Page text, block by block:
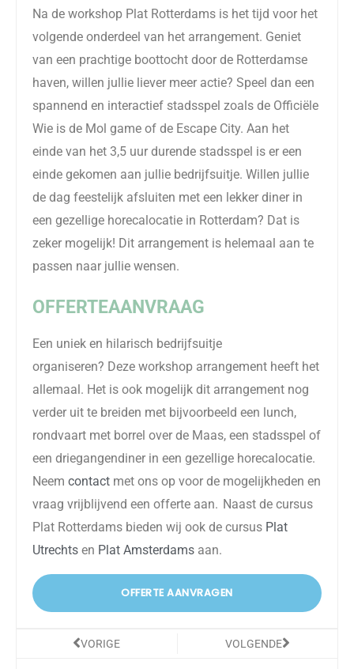
Na de workshop Plat Rotterdams is het tijd voor het
volgende onderdeel van het arrangement. Geniet
van een prachtige boottocht door de Rotterdamse
haven, willen jullie liever meer actie? Speel dan een
spannend en interactief stadsspel zoals de Officiële
Wie is de Mol game of de Escape City. Aan het
einde van het 3,5 uur durende stadsspel is er een
einde gekomen aan jullie bedrijfsuitje. Willen jullie
de dag feestelijk afsluiten met een lekker diner in
een gezellige horecalocatie in Rotterdam? Dat is
zeker mogelijk! Dit arrangement is helemaal aan te
passen naar jullie wensen.
OFFERTEAANVRAAG
Een uniek en hilarisch bedrijfsuitje
organiseren? Deze workshop arrangement heeft het
allemaal. Het is ook mogelijk dit arrangement nog
verder uit te breiden met bijvoorbeeld een lunch,
rondvaart met borrel over de Maas, een stadsspel of
een driegangendiner in een gezellige horecalocatie.
Neem contact met ons op voor de mogelijkheden en
vraag vrijblijvend een offerte aan. Naast de cursus
Plat Rotterdams bieden wij ook de cursus Plat
Utrechts en Plat Amsterdams aan.
OFFERTE AANVRAGEN
Vorige
VORIGE VOLGENDEVolgende